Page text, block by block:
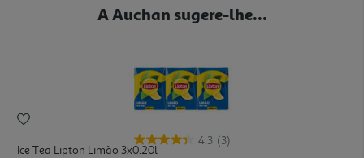
A Auchan sugere-lhe...
4.3 (3)
Ice Tea Lipton Limão 3x0.20l